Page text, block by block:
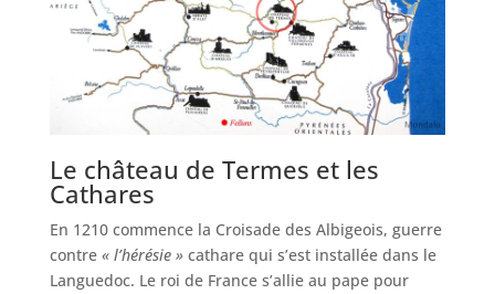
Le château de Termes et les
Cathares
En 1210 commence la Croisade des Albigeois, guerre
contre « l’hérésie » cathare qui s’est installée dans le
Languedoc. Le roi de France s’allie au pape pour